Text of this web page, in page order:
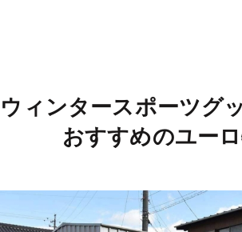
ウィンタースポーツグ
おすすめのユー